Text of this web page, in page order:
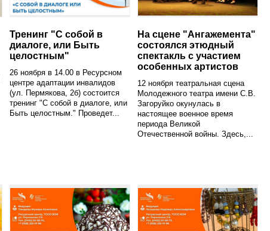
Тренинг "С собой в
диалоге, или Быть
целостным"
26 ноября в 14.00 в Ресурсном
центре адаптации инвалидов
(ул. Пермякова, 2б) состоится
тренинг "С собой в диалоге, или
Быть целостным." Проведет...
На сцене "Ангажемента"
состоялся этюдный
спектакль с участием
особенных артистов
12 ноября театральная сцена
Молодежного театра имени С.В.
Загоруйко окунулась в
настоящее военное время
периода Великой
Отечественной войны. Здесь,...